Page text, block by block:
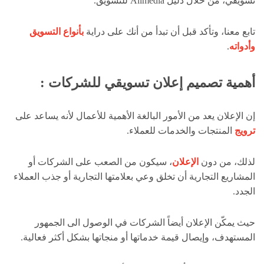
تابع معنا، وتأكد قبل أن تبدأ من أنك على دراية بأنواع التسويق
وأدواته.
أهمية تصميم إعلان تسويقي للشركات :
إن الإعلان يعد من الأمور البالغة الأهمية للأعمال لأنه يساعد على
ترويج المنتجات والخدمات للعملاء.
لذلك، من دون الإعلان، سيكون من الصعب على الشركات أو
المشاريع التجارية أن تخلق وعي بعلامتها التجارية أو جذب العملاء
الجدد.
حيث يمكّن الإعلان أيضاً الشركات في الوصول الى الجمهور
المستهدف، وإيصال قيمة خدماتها أو منجاتها بشكل أكثر فعالية.